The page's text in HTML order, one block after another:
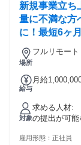
新規事業立ち
量に不満な方
に！最短6ヶ
場所
フルリモート
給与
月給1,000,000円以上 給与: ❏
考過程で決定いたします <給与
手当：30万円 └能力給：
の利益化後、事業
員に一律で
対象
求める人材: 【必須条件】 ・大卒以上 ・応募時に新規事業案
の提出が可能
が売れる」という 意
雇用形態： 正社員